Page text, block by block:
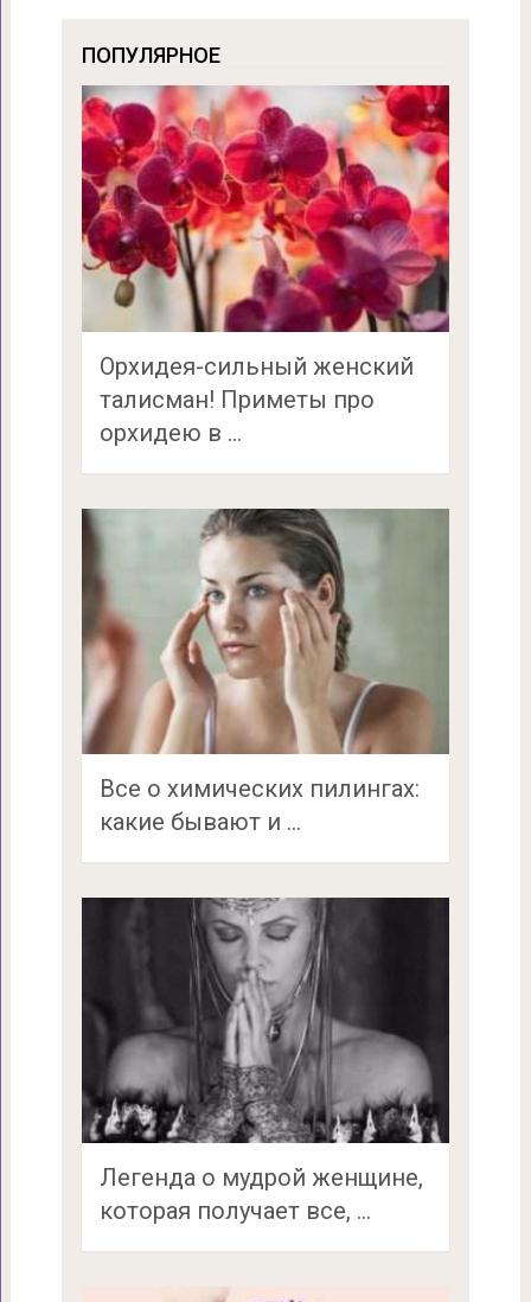
ПОПУЛЯРНОЕ
Орхидея-сильный женский
талисман! Приметы про
орхидею в …
Все о химических пилингах:
какие бывают и …
Легенда о мудрой женщине,
которая получает все, …